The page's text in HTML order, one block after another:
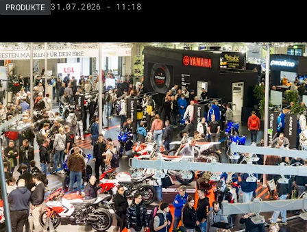
PRODUKTE 31.07.2026 - 11:18